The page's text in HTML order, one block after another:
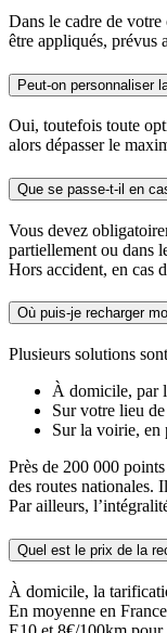
Dans le cadre de
être appliqués, prévus
Peut-on personnaliser
Oui, toutefois toute
alors dépasser le
Que se passe-t-il en
Vous devez
partiellement ou dans
Hors accident, en cas
Où puis-je recharger
Plusieurs solutions
À domicile, par
Sur votre lieu
Sur la voirie, en
Près de 200 000
des routes nationales.
Par ailleurs,
Quel est le prix de la
À domicile, la
En moyenne en